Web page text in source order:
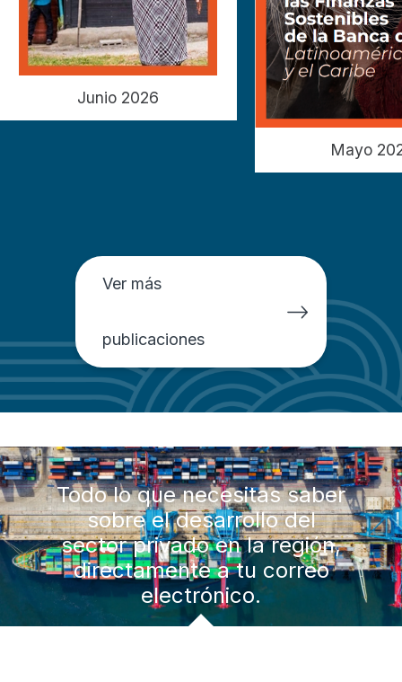
Junio 2026
Mayo
Ver más
publicaciones
Todo lo que necesitas saber
sobre el desarrollo del
sector privado en la región,
directamente a tu correo
electrónico.